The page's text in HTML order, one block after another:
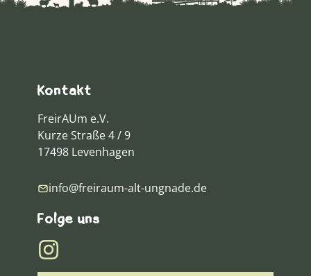
Kontakt
FreirAUm e.V.
Kurze Straße 4 / 9
17498 Levenhagen
info@freiraum-alt-ungnade.de
Folge uns